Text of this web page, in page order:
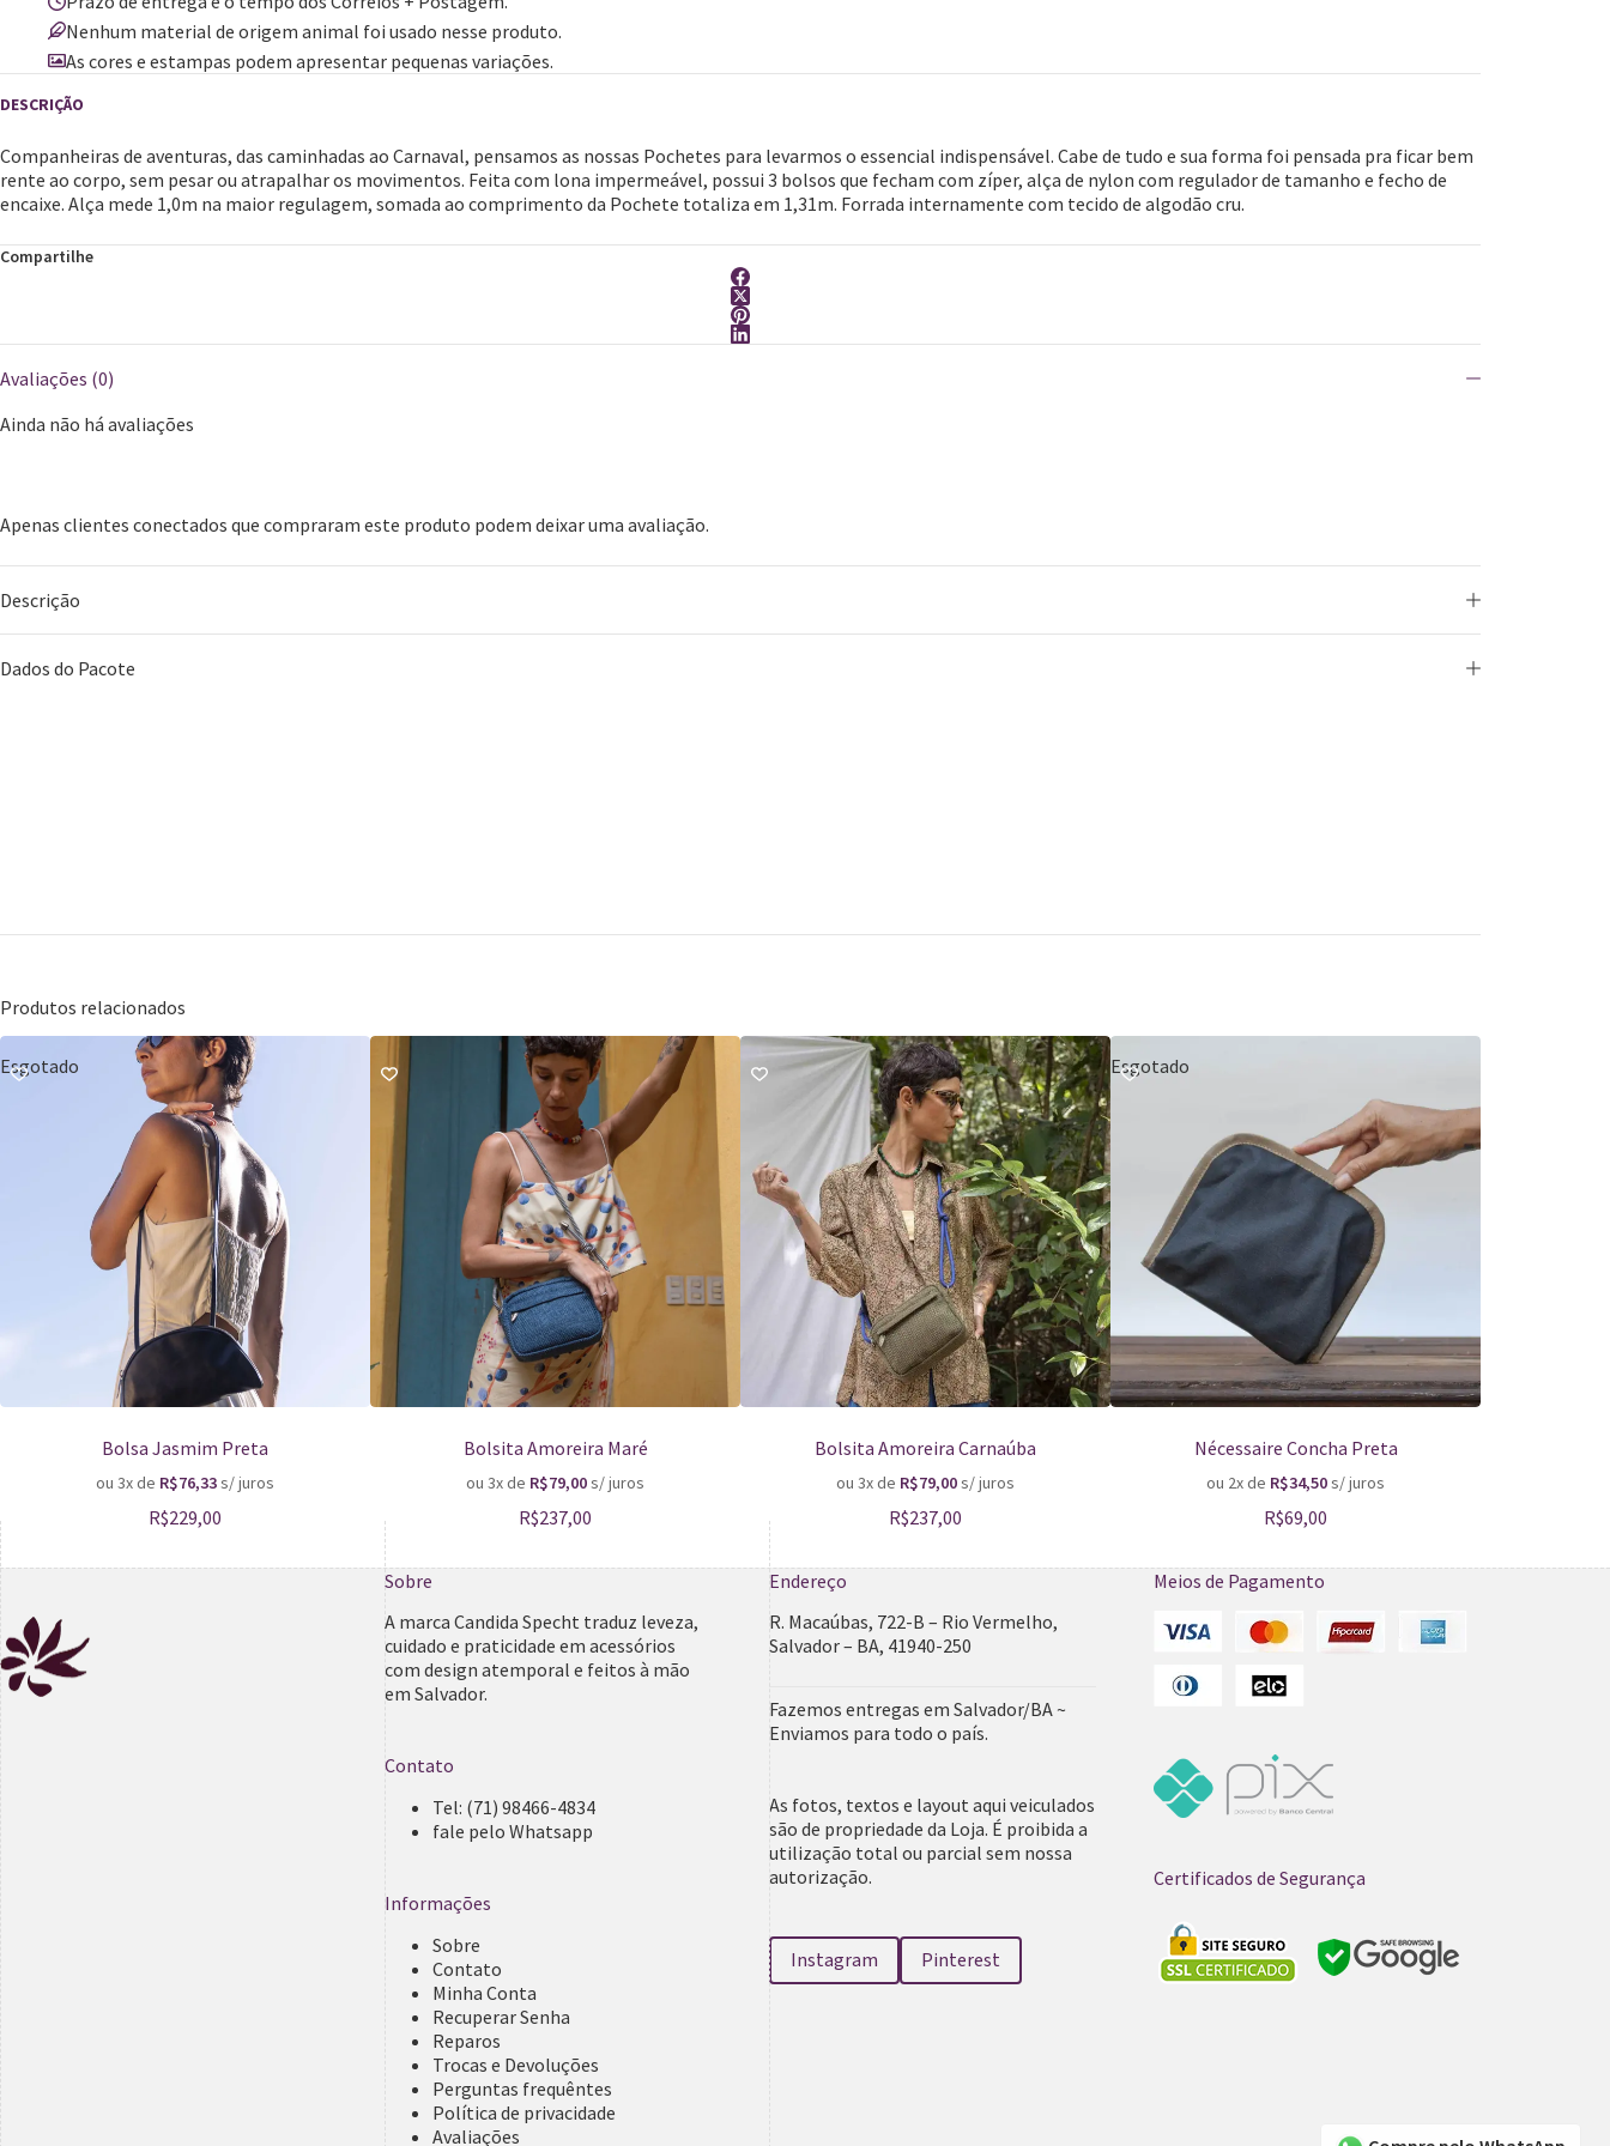
Nenhum material de origem animal foi usado nesse produto.
As cores e estampas podem apresentar pequenas variações.
Companheiras de aventuras, das caminhadas ao Carnaval, pensamos as nossas Pochetes para levarmos o essencial indispensável. Cabe de tudo e sua forma foi pensada pra ficar bem
rente ao corpo, sem pesar ou atrapalhar os movimentos. Feita com lona impermeável, possui 3 bolsos que fecham com zíper, alça de nylon com regulador de tamanho e fecho de
encaixe. Alça mede 1,0m na maior regulagem, somada ao comprimento da Pochete totaliza em 1,31m. Forrada internamente com tecido de algodão cru.
Compartilhe
Avaliações (0)
Ainda não há avaliações
Apenas clientes conectados que compraram este produto podem deixar uma avaliação.
Descrição
Dados do Pacote
Produtos relacionados
Esgotado
Bolsa Jasmim Preta
ou 3x de R$76,33s/ juros
R$229,00
Bolsita Amoreira Maré
ou 3x de R$79,00s/ juros
R$237,00
Bolsita Amoreira Carnaúba
ou 3x de R$79,00s/ juros
R$237,00
Esgotado
Nécessaire Concha Preta
ou 2x de R$34,50s/ juros
R$69,00
Sobre
A marca Candida Specht traduz leveza,
cuidado e praticidade em acessórios
com design atemporal e feitos à mão
em Salvador.
Contato
Tel: (71) 98466-4834
fale pelo Whatsapp
Informações
Sobre
Contato
Minha Conta
Recuperar Senha
Reparos
Trocas e Devoluções
Perguntas frequêntes
Política de privacidade
Avaliações
Endereço
R. Macaúbas, 722-B – Rio Vermelho,
Salvador – BA, 41940-250
Fazemos entregas em Salvador/BA ~
Enviamos para todo o país.
As fotos, textos e layout aqui veiculados
são de propriedade da Loja. É proibida a
utilização total ou parcial sem nossa
autorização.
Instagram Pinterest
Meios de Pagamento
Certificados de Segurança